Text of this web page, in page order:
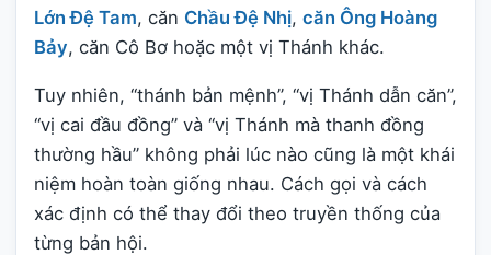
Lớn Đệ Tam, căn Chầu Đệ Nhị, căn Ông Hoàng
Bảy, căn Cô Bơ hoặc một vị Thánh khác.
Tuy nhiên, “thánh bản mệnh”, “vị Thánh dẫn căn”,
“vị cai đầu đồng” và “vị Thánh mà thanh đồng
thường hầu” không phải lúc nào cũng là một khái
niệm hoàn toàn giống nhau. Cách gọi và cách
xác định có thể thay đổi theo truyền thống của
từng bản hội.